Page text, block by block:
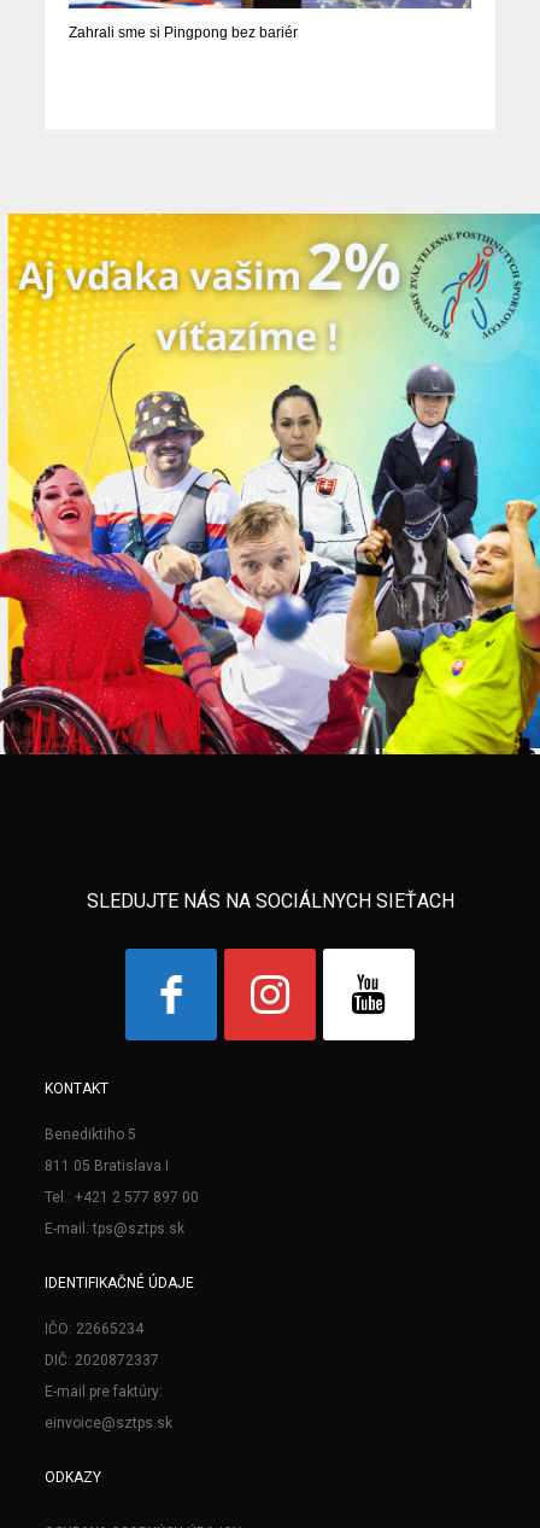
Zahrali sme si Pingpong bez bariér
SLEDUJTE NÁS NA SOCIÁLNYCH SIEŤACH
KONTAKT
Benediktiho 5
811 05 Bratislava I
Tel.: +421 2 577 897 00
E-mail: tps@sztps.sk
IDENTIFIKAČNÉ ÚDAJE
IČO: 22665234
DIČ: 2020872337
E-mail pre faktúry:
einvoice@sztps.sk
ODKAZY